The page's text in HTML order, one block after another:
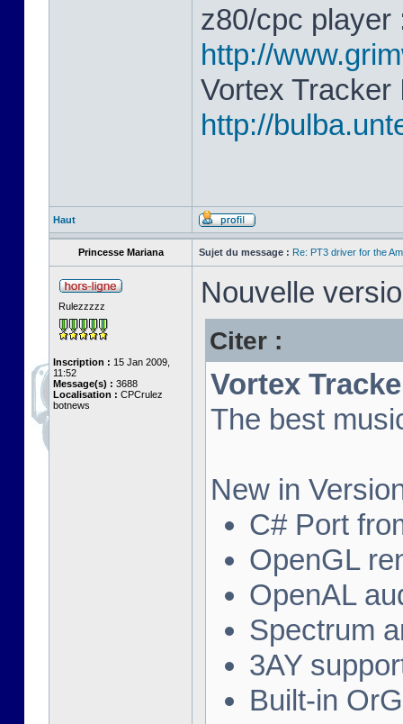
z80/cpc player
http://
Vortex Tracker
http://
Haut
Princesse Mariana Sujet du message : Re: PT3 driver for the
Rulezzzzz
Inscription : 15 Jan 2009,
11:52
Message(s) : 3688
Localisation : CPCrulez
botnews
Nouvelle
Citer :
Vortex
The best
New in
C# Port
OpenGL
OpenAL
Spectrum
3AY
Built-in